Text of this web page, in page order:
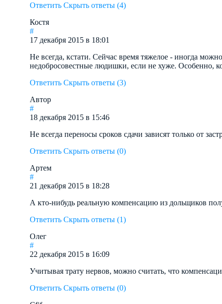
Ответить Скрыть ответы (4)
Костя
#
17 декабря 2015 в 18:01
Не всегда, кстати. Сейчас время тяжелое - иногда
недобросовестные людишки, если не хуже. Особенно,
Ответить Скрыть ответы (3)
Автор
#
18 декабря 2015 в 15:46
Не всегда переносы сроков сдачи зависят только от
Ответить Скрыть ответы (0)
Артем
#
21 декабря 2015 в 18:28
А кто-нибудь реальную компенсацию из дольщиков
Ответить Скрыть ответы (1)
Олег
#
22 декабря 2015 в 16:09
Учитывая трату нервов, можно считать, что
Ответить Скрыть ответы (0)